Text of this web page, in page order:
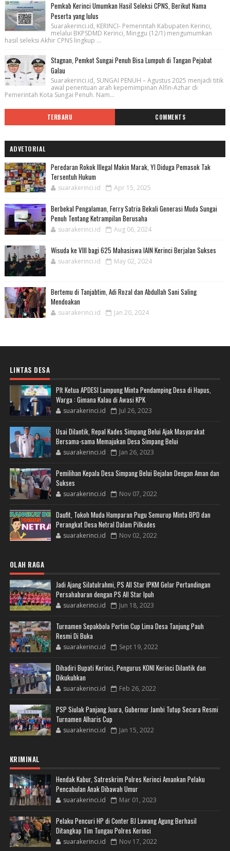
Pemkab Kerinci Umumkan Hasil Seleksi CPNS, Berikut Nama
Peserta yang lulus
Suarakerinci.id, KERINCI- Pemerintah Kabupaten Kerinci,
melalui BKPSDMD Kerinci, Minggu (12/1) mengumumkan
hasil seleksi Akhir CPNS lingkup ...
Stagnan, Pemkot Sungai Penuh Bisa Lumpuh di Tangan Pejabat
Galau
Suarakerinci.id, SUNGAI PENUH – Agustus 2025 menjadi titik
awal penentuan arah kepemimpinan Alfin-Azhar di
Pemerintah Kota Sungai Penuh. Nam...
TERBARU COMMENTS
ADVETORIAL
Peredaran Rokok Illegal Makin Marak, YI Diduga Pemasok Tak
Tersentuh Hukum
suarakerinci.id Apr 15, 2025
Berbekal Pengalaman, Ferry Satria Bekali Generasi Muda Sungai
Penuh Tentang Ketrampilan Berusaha
suarakerinci.id Aug 06, 2024
Wisuda ke VIII bagi 625 Mahasiswa IAIN Kerinci Berjalan Sukses
suarakerinci.id May 02, 2024
Bertemu di Tanjabtim, Adi Rozal dan Abdullah Sani Saling
Mendoakan
suarakerinci.id Jan 20, 2024
LINTAS DESA
Plt Ketua APDESI Lampung Minta Pendamping Desa di Hapus,
Warga : Gimana Kalau di Awasi KPK
suarakerinci.id Jul 26, 2023
Usai Dilantik, Repal Kades Simpang Belui Ajak Masyarakat
Bersama-sama Memajukan Desa Simpang Belui
suarakerinci.id Jan 26, 2023
Pemilihan Kepala Desa Simpang Belui Bejalan Dengan Aman dan
Sukses
suarakerinci.id Nov 07, 2022
Daufit, Tokoh Muda Hamparan Pugu Semurup Minta BPD dan
Perangkat Desa Netral Dalam Pilkades
suarakerinci.id Nov 02, 2022
OLAH RAGA
Jadi Ajang Silatulrahmi, PS All Star IPKM Gelar Pertandingan
Persahabaran dengan PS All Star Ipuh
suarakerinci.id Jun 18, 2023
Turnamen Sepakbola Portim Cup Lima Desa Tanjung Pauh
Resmi Di Buka
suarakerinci.id Sept 19, 2022
Dihadiri Bupati Kerinci, Pengurus KONI Kerinci Dilantik dan
Dikukuhkan
suarakerinci.id Feb 26, 2022
PSP Siulak Panjang Juara, Gubernur Jambi Tutup Secara Resmi
Turnamen Alharis Cup
suarakerinci.id Jan 15, 2022
KRIMINAL
Hendak Kabur, Satreskrim Polres Kerinci Amankan Pelaku
Pencabulan Anak Dibawah Umur
suarakerinci.id Mar 01, 2023
Pelaku Pencuri HP di Conter BJ Lawang Agung Berhasil
Ditangkap Tim Tungau Polres Kerinci
suarakerinci.id Nov 17, 2022